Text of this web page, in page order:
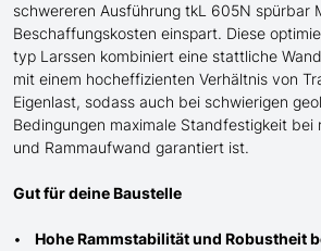
schwereren Ausführung tkL 605N spürbar
Beschaffungskosten einspart. Diese
typ Larssen kombiniert eine stattliche
mit einem hocheffizienten Verhältnis von
Eigenlast, sodass auch bei schwierigen
Bedingungen maximale Standfestigkeit bei
und Rammaufwand garantiert ist.
Gut für deine Baustelle
Hohe Rammstabilität und Robustheit